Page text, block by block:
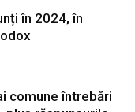
în 2024, în
comune întrebări